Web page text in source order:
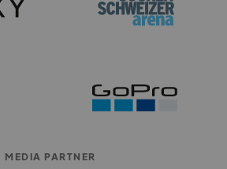
MEDIA PARTNER